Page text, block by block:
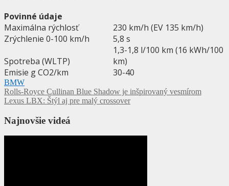
Povinné údaje
Maximálna rýchlosť
230 km/h (EV 135 km/h)
Zrýchlenie 0-100 km/h
5,8 s
Spotreba (WLTP)
1,3-1,8 l/100 km (16 kWh/100
km)
Emisie g CO2/km
30-40
BMW
Navigácia
v
článku
Rolls-Royce Cullinan Blue Shadow je inšpirovaný vesmírom
Lexus LBX: Štýl aj pre malý crossover
Najnovšie videá